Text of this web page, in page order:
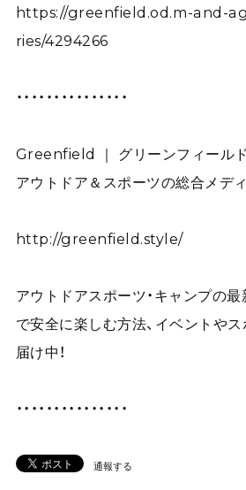
https://greenfield.od.m-and-
ries/4294266
・・・・・・・・・・・・・・・
Greenfield ｜ グリーンフィールド
アウトドア＆スポーツの総合メデ
http://greenfield.style/
アウトドアスポーツ・キャンプの最
で安全に楽しむ方法、イベントや
届け中！
・・・・・・・・・・・・・・・
通報する